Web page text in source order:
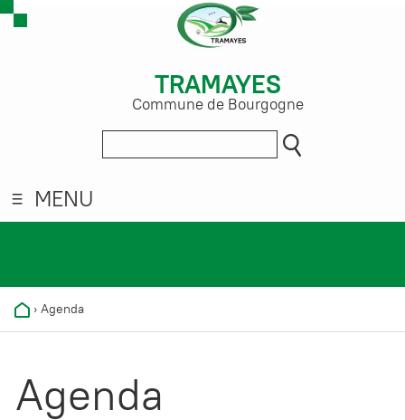
TRAMAYES
Commune de Bourgogne
MENU
› Agenda
Agenda